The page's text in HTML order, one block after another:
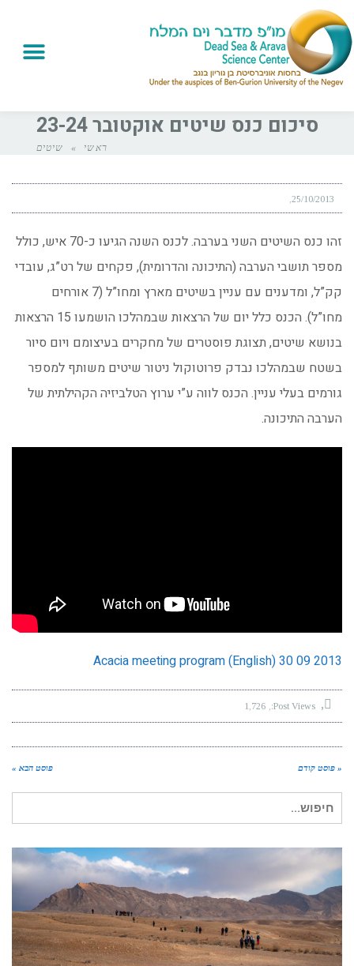
סיכום כנס שיטים אוקטובר 23-24
ראשי » שיטים
25/10/2013
זהו כנס השיטים השני בערבה. לכנס השנה הגיעו כ-70 איש, כולל
מספר תושבי הערבה (התיכונה והדרומית), פקחים של רט”ג, עובדי
קק”ל, ומדענים עם עניין בשיטים מארץ ומחו”ל (7 אורחים
מחו”ל). הכנס כלל יום של הרצאות שבמהלכו הושמעו 15 הרצאות
בנושא שיטים, תצוגת פוסטרים של מחקרים בעיצומם ויום סיור
בשטח שבמהלכו נבדק פרוטוקול ניטור שיטים משותף למספר
גורמים בעלי עניין. הכנס לווה ע”י ערוץ הטלביזיה הקהילתית של
הערבה התיכונה.
Acacia meeting program (English) 30 09 2013
Post Views:
1,726
« פוסט קודם פוסט הבא »